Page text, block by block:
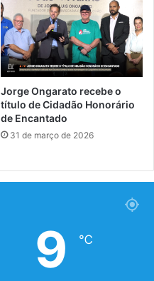
Jorge Ongarato recebe o
título de Cidadão Honorário
de Encantado
31 de março de 2026
9 ℃